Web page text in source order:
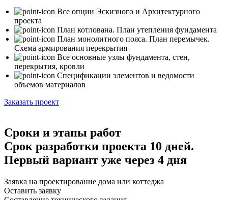
Все опции Эскизного и Архитектурного
проекта
План котлована. План утепления фундамента
План монолитного пояса. План перемычек.
Схема армирования перекрытия
Все основные узлы фундамента, стен,
перекрытия, кровли
Спецификации элементов и ведомости
объемов материалов
Заказать проект
Сроки и этапы работ
Срок разработки проекта 10 дней.
Первый вариант уже через 4 дня
Заявка на проектирование дома или коттеджа
Оставить заявку